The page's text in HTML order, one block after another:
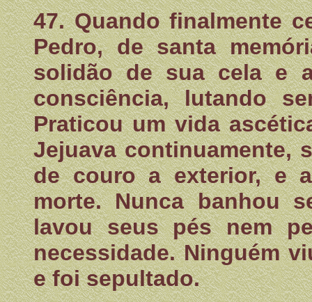
47. Quando finalmente
Pedro, de santa
solidão de sua cela e
consciência, lutando
Praticou um vida
Jejuava continuamente,
de couro a exterior, e
morte. Nunca banhou
lavou seus pés nem
necessidade. Ninguém
e foi sepultado.